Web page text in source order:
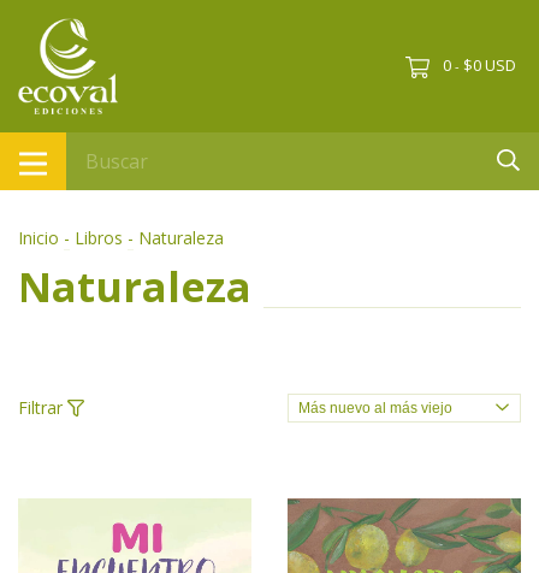
0 - $0 USD
Inicio - Libros - Naturaleza
Naturaleza
Filtrar